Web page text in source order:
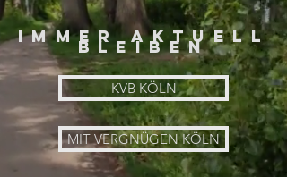
IMMER AKTUELL
BLEIBEN
KVB KÖLN
MIT VERGNÜGEN KÖLN